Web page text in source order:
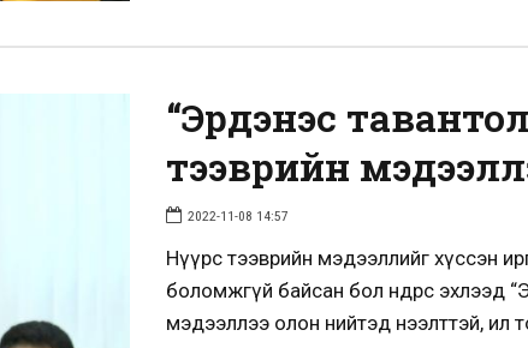
“Эрдэнэс
тээврийн
2022-11-08 14:57
Нүүрс тээврийн мэдээллийг хүссэн
боломжгүй байсан бол өнөөдрөөс
мэдээллээ олон нийтэд нээлттэй, ил